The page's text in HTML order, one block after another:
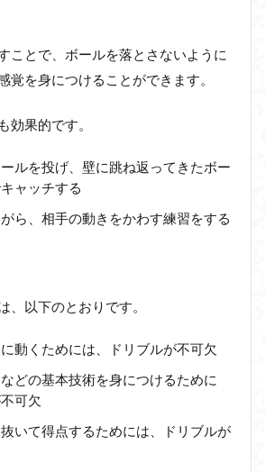
ことで、ボールを落とさないように
覚を身につけることができます。
効果的です。
ルを投げ、壁に跳ね返ってきたボー
ャッチする
ら、相手の動きをかわす練習をする
、以下のとおりです。
動くためには、ドリブルが不可欠
どの基本技術を身につけるために
可欠
いて得点するためには、ドリブルが